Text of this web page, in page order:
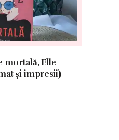
mortală, Elle
și impresii)